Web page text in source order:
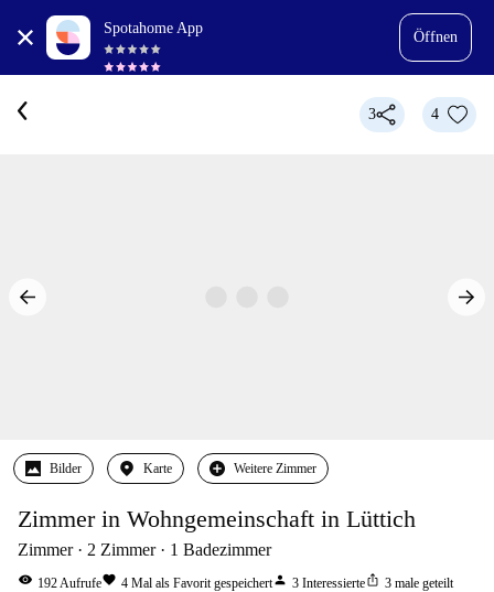
Spotahome App
Öffnen
3 4
Bilder Karte Weitere Zimmer
Zimmer in Wohngemeinschaft in Lüttich
Zimmer 2 Zimmer 1 Badezimmer
visibility 192Aufrufefavorite 4 Mal als Favorit gespeichertperson 3 Interessierteios_share 3 male geteilt